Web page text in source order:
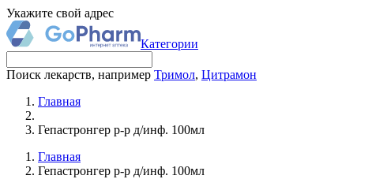
Укажите свой адрес
Категории
Поиск лекарств, например Тримол, Цитрамон
Главная
Гепастронгер р-р д/инф. 100мл
Главная
Гепастронгер р-р д/инф. 100мл